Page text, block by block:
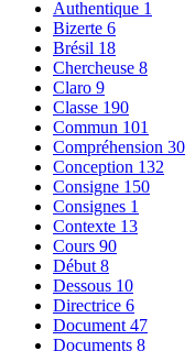
Authentique 1
Bizerte 6
Brésil 18
Chercheuse 8
Claro 9
Classe 190
Commun 101
Compréhension 30
Conception 132
Consigne 150
Consignes 1
Contexte 13
Cours 90
Début 8
Dessous 10
Directrice 6
Document 47
Documents 8